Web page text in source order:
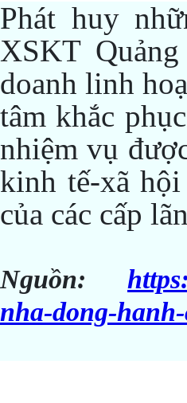
Phát huy
XSKT
doanh linh
tâm khắc
nhiệm vụ
kinh tế-xã
của các cấp
Nguồn:
nha-dong-